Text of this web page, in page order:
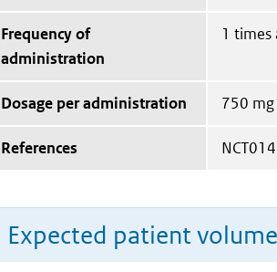
Frequency of
administration
1 times
Dosage per administration 750
References
Expected patient